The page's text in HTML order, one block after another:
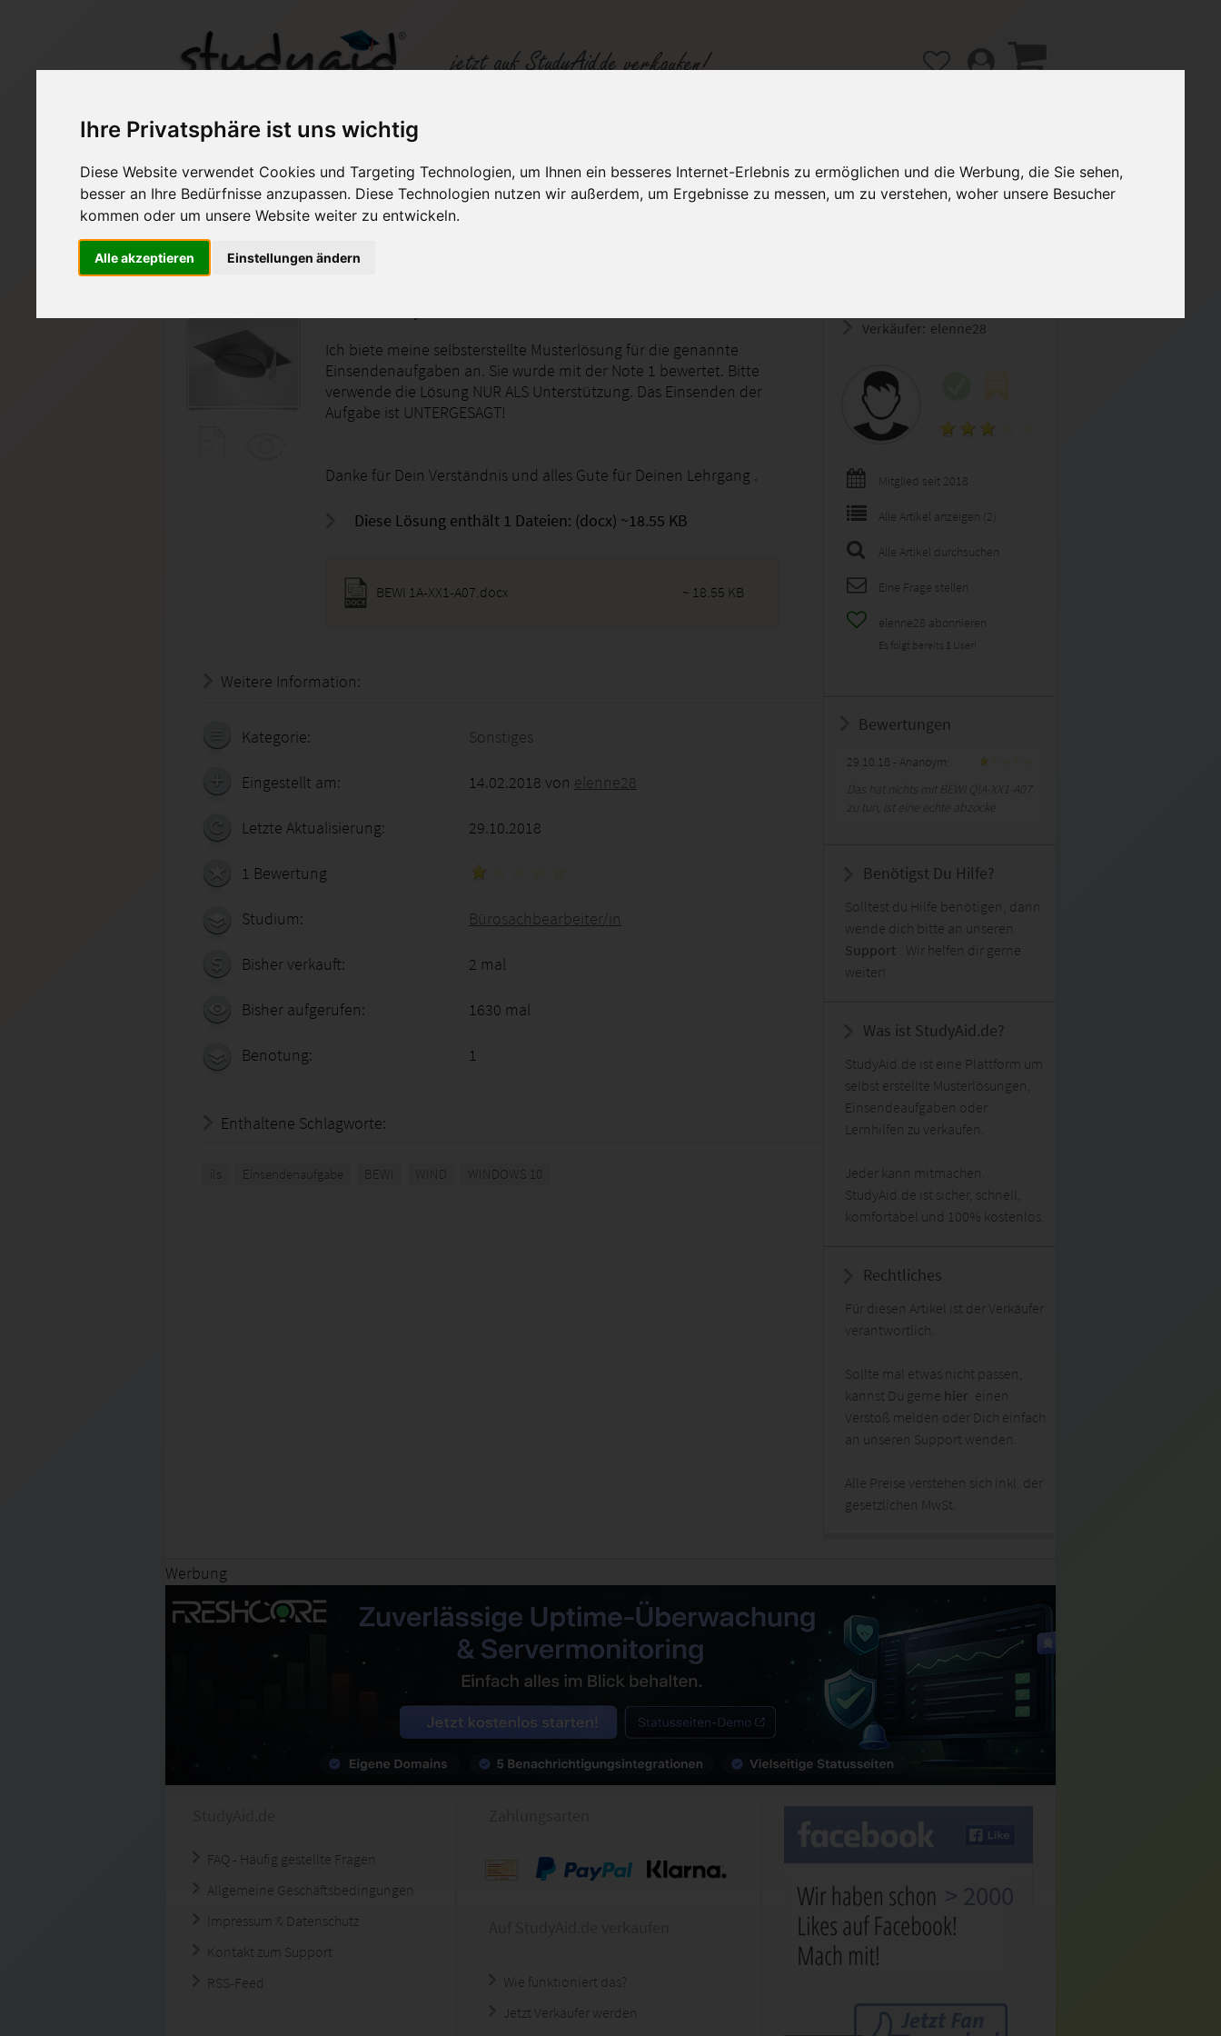
Ihre Privatsphäre ist uns wichtig
Diese Website verwendet Cookies und Targeting Technologien, um Ihnen ein besseres Internet-Erlebnis zu ermöglichen und die Werbung, die Sie sehen,
besser an Ihre Bedürfnisse anzupassen. Diese Technologien nutzen wir außerdem, um Ergebnisse zu messen, um zu verstehen, woher unsere Besucher
kommen oder um unsere Website weiter zu entwickeln.
Alle akzeptieren Einstellungen ändern
BEWI 1A-XX1-A07 Windows 10
Auf StudyAid.de verkaufen Kategorien Studiengänge / Lehrgänge Hilfe / FAQ
Startseite Sonstiges
Ich biete meine selbsterstellte Musterlösung für die genannte
Einsendenaufgaben an. Sie wurde mit der Note 1 bewertet. Bitte
verwende die Lösung NUR ALS Unterstützung. Das Einsenden der
Aufgabe ist UNTERGESAGT!
Danke für Dein Verständnis und alles Gute für Deinen Lehrgang .
Diese Lösung enthält 1 Dateien: (docx) ~18.55 KB
BEWI 1A-XX1-A07.docx ~ 18.55 KB
Weitere Information:
Kategorie: Sonstiges
Eingestellt am: 14.02.2018 von elenne28
Letzte Aktualisierung: 29.10.2018
1 Bewertung
Studium: Bürosachbearbeiter/in
Bisher verkauft: 2 mal
Bisher aufgerufen: 1630 mal
Benotung: 1
Enthaltene Schlagworte:
ils Einsendenaufgabe BEWI WIND WINDOWS 10
Verkäufer: elenne28
Mitglied seit 2018
Alle Artikel anzeigen (2)
Alle Artikel durchsuchen
Eine Frage stellen
elenne28 abonnieren
Es folgt bereits 1 User!
Bewertungen
29.10.18 - Ananoym:
Das hat nichts mit BEWI Q!A-XX1-A07
zu tun, ist eine echte abzocke
Benötigst Du Hilfe?
Solltest du Hilfe benötigen, dann
wende dich bitte an unseren
Support . Wir helfen dir gerne
weiter!
Was ist StudyAid.de?
StudyAid.de ist eine Plattform um
selbst erstellte Musterlösungen,
Einsendeaufgaben oder
Lernhilfen zu verkaufen.
Jeder kann mitmachen.
StudyAid.de ist sicher, schnell,
komfortabel und 100% kostenlos.
Rechtliches
Für diesen Artikel ist der Verkäufer
verantwortlich.
Sollte mal etwas nicht passen,
kannst Du gerne hier einen
Verstoß melden oder Dich einfach
an unseren Support wenden.
Alle Preise verstehen sich inkl. der
gesetzlichen MwSt.
Werbung
FAQ - Häufig gestellte Fragen
Allgemeine Geschäftsbedingungen
Impressum & Datenschutz
Kontakt zum Support
RSS-Feed
Wie funktioniert das?
Jetzt Verkäufer werden
> 2000